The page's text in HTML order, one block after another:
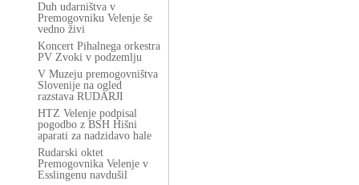
Duh udarništva v
Premogovniku Velenje še
vedno živi
Koncert Pihalnega orkestra
PV Zvoki v podzemlju
V Muzeju premogovništva
Slovenije na ogled
razstava RUDARJI
HTZ Velenje podpisal
pogodbo z BSH Hišni
aparati za nadzidavo hale
Rudarski oktet
Premogovnika Velenje v
Esslingenu navdušil